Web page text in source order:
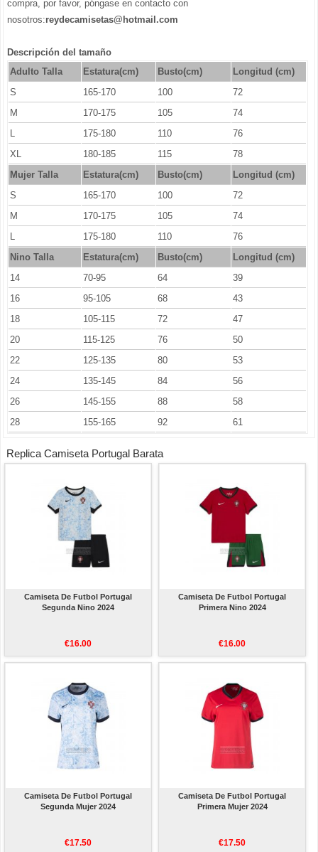
compra, por favor, póngase en contacto con
nosotros:reydecamisetas@hotmail.com
Descripción del tamaño
Adulto Talla
Estatura(cm) Busto(cm)
Longitud (cm)
S
165-170 100
72
M
170-175 105
74
L
175-180 110
76
XL
180-185 115
78
Mujer Talla
Estatura(cm) Busto(cm)
Longitud (cm)
S
165-170 100
72
M
170-175 105
74
L
175-180 110
76
Nino Talla
Estatura(cm) Busto(cm)
Longitud (cm)
14
70-95 64
39
16
95-105 68
43
18
105-115 72
47
20
115-125 76
50
22
125-135 80
53
24
135-145 84
56
26
145-155 88
58
28
155-165 92 61
Replica Camiseta Portugal Barata
Camiseta De Futbol Portugal
Segunda Nino 2024
€16.00
Camiseta De Futbol Portugal
Primera Nino 2024
€16.00
Camiseta De Futbol Portugal
Segunda Mujer 2024
€17.50
Camiseta De Futbol Portugal
Primera Mujer 2024
€17.50